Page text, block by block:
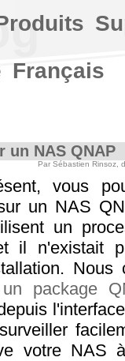
un NAS QNAP
Par Sébastien Rinsoz,
vous
un NAS
un
il n'existait
Nous
package
votre NAS
Français